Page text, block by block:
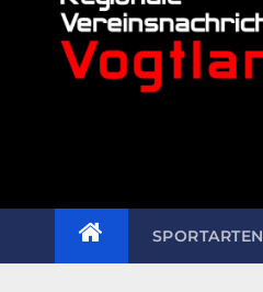
SPORTARTEN